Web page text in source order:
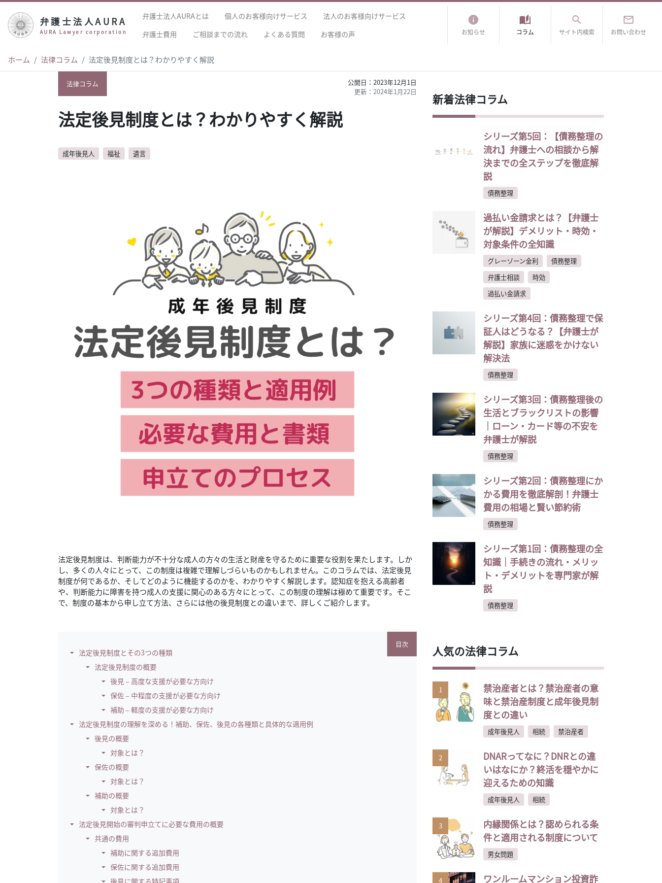
弁護士法人AURA
AURA Lawyer corporation
弁護士法人AURAとは 個人のお客様向けサービス
法人のお客様向けサービス
弁護士費用
ご相談までの流れ よくある質問 お客様の声
info
お知らせ
auto_stories
コラム
search
サイト内検索
mail_outline
お問い合わせ
ホーム 法律コラム 法定後見制度とは？わかりやすく解説
法定後見制度とは？わかりやすく解説
法律コラム
2023年12月1日
2024年1月22日
成年後見人 福祉 遺言
法定後見制度は、判断能力が不十分な成人の方々の生活と財産を守るために重要な役割を果たします。しか
し、多くの人々にとって、この制度は複雑で理解しづらいものかもしれません。このコラムでは、法定後見
制度が何であるか、そしてどのように機能するのかを、わかりやすく解説します。認知症を抱える高齢者
や、判断能力に障害を持つ成人の支援に関心のある方々にとって、この制度の理解は極めて重要です。そこ
で、制度の基本から申し立て方法、さらには他の後見制度との違いまで、詳しくご紹介します。
目次
法定後見制度とその3つの種類
法定後見制度の概要
後見 – 高度な支援が必要な方向け
保佐 – 中程度の支援が必要な方向け
補助 – 軽度の支援が必要な方向け
法定後見制度の理解を深める！補助、保佐、後見の各種類と具体的な適用例
後見の概要
対象とは？
保佐の概要
対象とは？
補助の概要
対象とは？
法定後見開始の審判申立てに必要な費用の概要
共通の費用
補助に関する追加費用
保佐に関する追加費用
新着法律コラム
シリーズ第5回：【債務整理の
流れ】弁護士への相談から解
決までの全ステップを徹底解
説
債務整理
過払い金請求とは？【弁護士
が解説】デメリット・時効・
対象条件の全知識
グレーゾーン金利
債務整理
弁護士相談
時効
過払い金請求
シリーズ第4回：債務整理で保
証人はどうなる？【弁護士が
解説】家族に迷惑をかけない
解決法
債務整理
シリーズ第3回：債務整理後の
生活とブラックリストの影響
｜ローン・カード等の不安を
弁護士が解説
債務整理
シリーズ第2回：債務整理にか
かる費用を徹底解剖！弁護士
費用の相場と賢い節約術
債務整理
シリーズ第1回：債務整理の全
知識｜手続きの流れ・メリッ
ト・デメリットを専門家が解
説
債務整理
人気の法律コラム
1
禁治産者とは？禁治産者の意
味と禁治産制度と成年後見制
度との違い
成年後見人 相続 禁治産者
2
DNARってなに？DNRとの違
いはなにか？終活を穏やかに
迎えるための知識
成年後見人 相続
3
内縁関係とは？認められる条
件と適用される制度について
男女問題
4 ワンルームマンション投資詐